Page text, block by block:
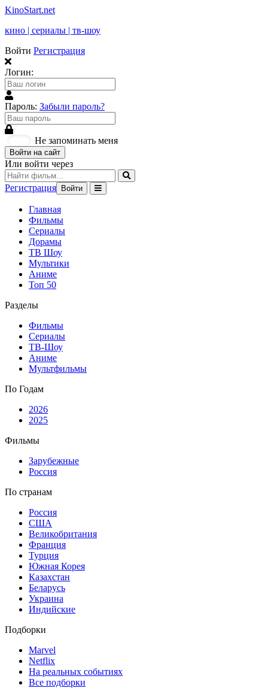
KinoStart.net
кино | сериалы | тв-шоу
Войти Регистрация
Логин:
Пароль: Забыли пароль?
Не запоминать меня
Войти на сайт
Или войти через
Регистрация Войти
Главная
Фильмы
Сериалы
Дорамы
ТВ Шоу
Мультики
Аниме
Топ 50
Разделы
Фильмы
Сериалы
ТВ-Шоу
Аниме
Мультфильмы
По Годам
2026
2025
Фильмы
Зарубежные
Россия
По странам
Россия
США
Великобритания
Франция
Турция
Южная Корея
Казахстан
Беларусь
Украина
Индийские
Подборки
Marvel
Netflix
На реальных событиях
Все подборки